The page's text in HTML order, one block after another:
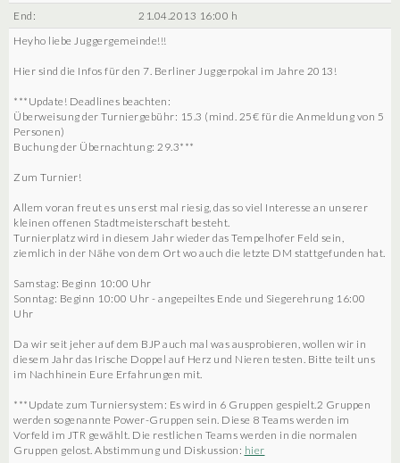
End:
21.04.2013 16:00 h
Heyho liebe Juggergemeinde!!!
Hier sind die Infos für den 7. Berliner Juggerpokal im Jahre 2013!
***Update! Deadlines beachten:
Überweisung der Turniergebühr: 15.3 (mind. 25€ für die Anmeldung von 5
Personen)
Buchung der Übernachtung: 29.3***
Zum Turnier!
Allem voran freut es uns erst mal riesig, das so viel Interesse an unserer
kleinen offenen Stadtmeisterschaft besteht.
Turnierplatz wird in diesem Jahr wieder das Tempelhofer Feld sein,
ziemlich in der Nähe von dem Ort wo auch die letzte DM stattgefunden hat.
Samstag: Beginn 10:00 Uhr
Sonntag: Beginn 10:00 Uhr - angepeiltes Ende und Siegerehrung 16:00
Uhr
Da wir seit jeher auf dem BJP auch mal was ausprobieren, wollen wir in
diesem Jahr das Irische Doppel auf Herz und Nieren testen. Bitte teilt uns
im Nachhinein Eure Erfahrungen mit.
***Update zum Turniersystem: Es wird in 6 Gruppen gespielt.2 Gruppen
werden sogenannte Power-Gruppen sein. Diese 8 Teams werden im
Vorfeld im JTR gewählt. Die restlichen Teams werden in die normalen
Gruppen gelost. Abstimmung und Diskussion: hier